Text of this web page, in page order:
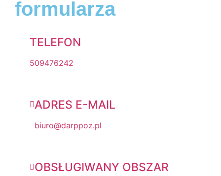
formularza
TELEFON
509476242
ADRES E-MAIL
biuro@darppoz.pl
OBSŁUGIWANY OBSZAR